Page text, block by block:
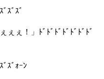
ｽﾞｽﾞ
ぇ！」ﾄﾞﾄﾞﾄﾞﾄﾞﾄﾞﾄﾞﾄﾞ
ｽﾞｫｰﾝ